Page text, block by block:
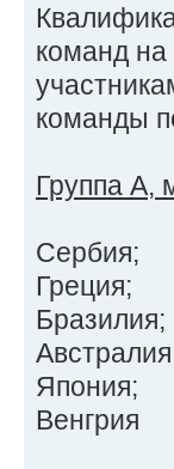
команд
команды
Группа А,
Сербия;
Греция;
Бразилия;
Япония;
Венгрия